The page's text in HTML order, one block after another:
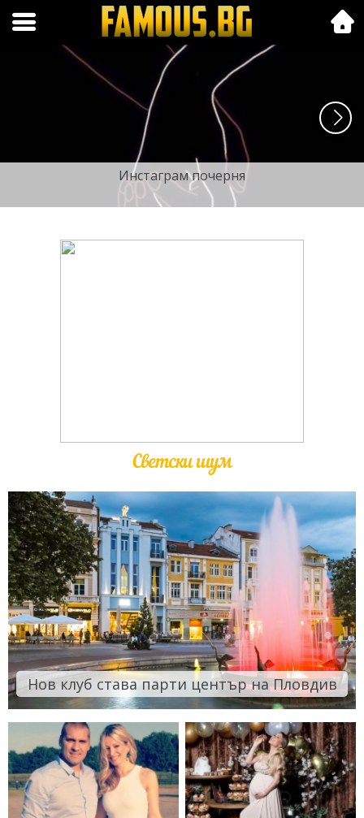
Folk.bg
Инстаграм почерня
Светски шум
Нов клуб става парти център на Пловдив